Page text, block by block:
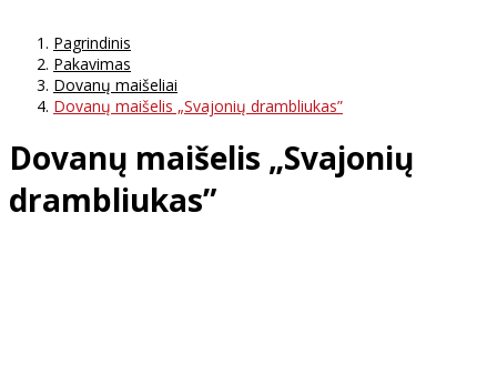
Pagrindinis
Pakavimas
Dovanų maišeliai
Dovanų maišelis „Svajonių drambliukas”
Dovanų maišelis „Svajonių
drambliukas”